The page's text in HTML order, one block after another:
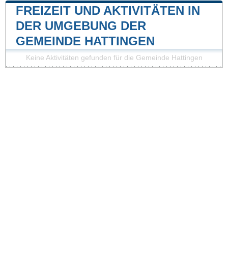
FREIZEIT UND AKTIVITÄTEN IN
DER UMGEBUNG DER
GEMEINDE HATTINGEN
Keine Aktivitäten gefunden für die Gemeinde Hattingen